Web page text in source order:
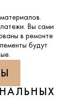
Вы сами
в ремонте
будут